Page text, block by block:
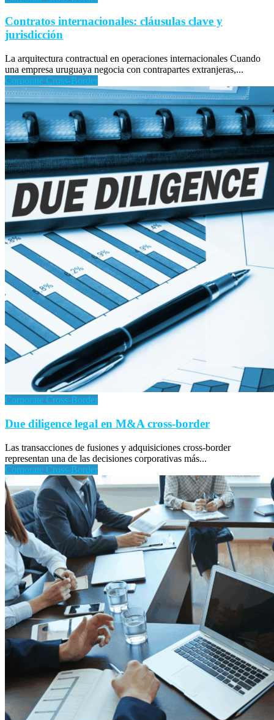
Contratos internacionales: cláusulas clave y
jurisdicción
La arquitectura contractual en operaciones internacionales Cuando
una empresa uruguaya negocia con contrapartes extranjeras,...
Corporate Cross-Border
Corporate Cross-Border
Due diligence legal en M&A cross-border
Las transacciones de fusiones y adquisiciones cross-border
representan una de las decisiones corporativas más...
Corporate Cross-Border